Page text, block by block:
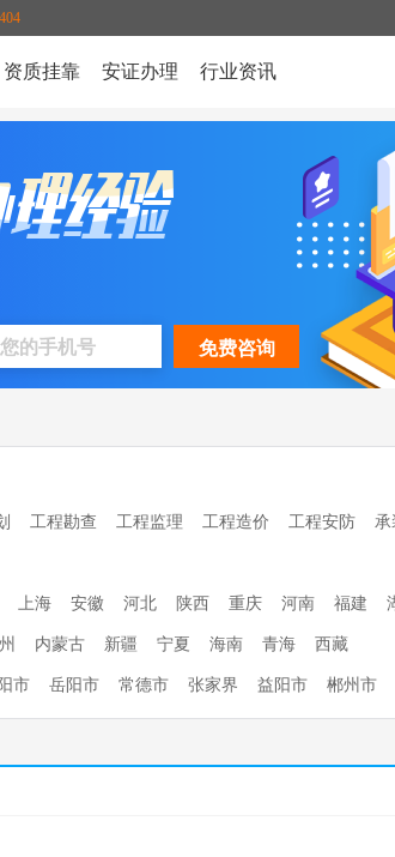
资质挂靠 安证办理 行业资讯
工程勘查 工程监理 工程造价 工程安防 承
上海 安徽 河北 陕西 重庆 河南 福建
内蒙古 新疆 宁夏 海南 青海 西藏
市 岳阳市 常德市 张家界 益阳市 郴州市